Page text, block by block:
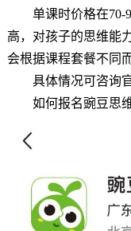
单课时价格在70-
高，对孩子的思维能
会根据课程套餐不同
具体情况可咨询官
如何报名豌豆思维